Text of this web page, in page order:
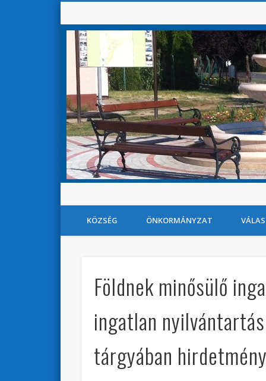
KÖZSÉG ÖNKORMÁNYZAT
Földnek minősülő
ingatlan
tárgyában